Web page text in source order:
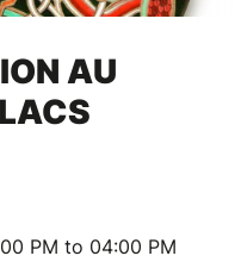
AU
PM to 04:00 PM